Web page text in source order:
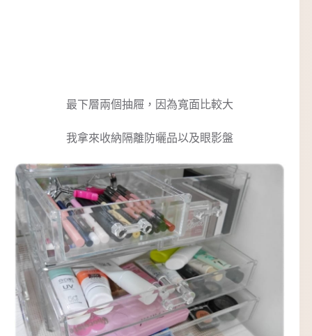
最下層兩個抽屜，因為寬面比較大
我拿來收納隔離防曬品以及眼影盤